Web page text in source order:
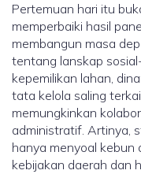
Pertemuan hari itu
memperbaiki hasil
membangun masa
tentang lanskap
kepemilikan lahan,
tata kelola saling
memungkinkan
administratif. Artinya,
hanya menyoal kebun
kebijakan daerah dan